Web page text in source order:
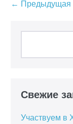
Навигация
записям
← Предыдущая
Свежие
Участвуем в